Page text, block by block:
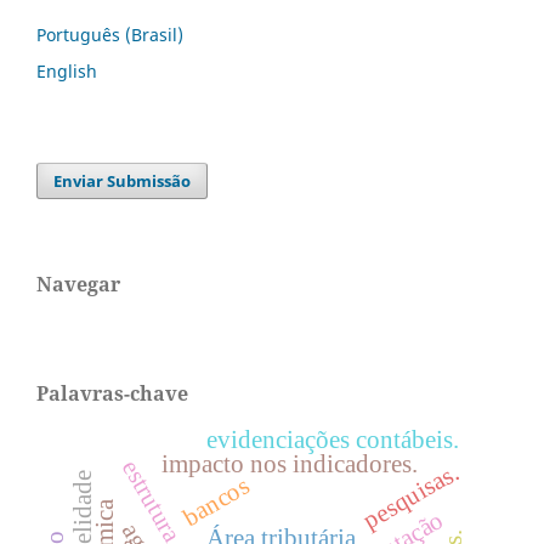
Português (Brasil)
English
Enviar Submissão
Navegar
Palavras-chave
Área tributária
bancos
impacto nos indicadores.
pesquisas.
evidenciações contábeis.